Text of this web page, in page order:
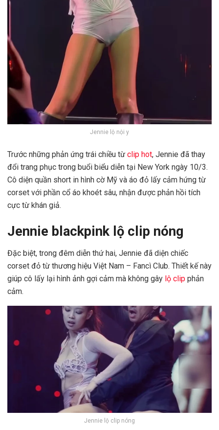
Jennie lộ nội y
Trước những phản ứng trái chiều từ clip hot, Jennie đã thay
đổi trang phục trong buổi biểu diễn tại New York ngày 10/3.
Cô diện quần short in hình cờ Mỹ và áo đỏ lấy cảm hứng từ
corset với phần cổ áo khoét sâu, nhận được phản hồi tích
cực từ khán giả. ​
Jennie blackpink lộ clip nóng
Đặc biệt, trong đêm diễn thứ hai, Jennie đã diện chiếc
corset đỏ từ thương hiệu Việt Nam – Fancì Club. Thiết kế này
giúp cô lấy lại hình ảnh gợi cảm mà không gây lộ clip phản
cảm. ​
Jennie lộ clip nóng